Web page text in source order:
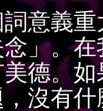
義重
」。
德。
沒有